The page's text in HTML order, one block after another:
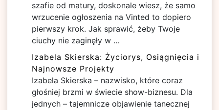
szafie od matury, doskonale wiesz, że samo
wrzucenie ogłoszenia na Vinted to dopiero
pierwszy krok. Jak sprawić, żeby Twoje
ciuchy nie zaginęły w …
Izabela Skierska: Życiorys, Osiągnięcia i
Najnowsze Projekty
Izabela Skierska – nazwisko, które coraz
głośniej brzmi w świecie show-biznesu. Dla
jednych – tajemnicze objawienie tanecznej